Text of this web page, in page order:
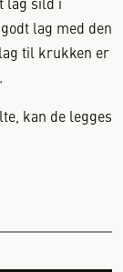
lag sild i
lag med den
til krukken er
kan de legges